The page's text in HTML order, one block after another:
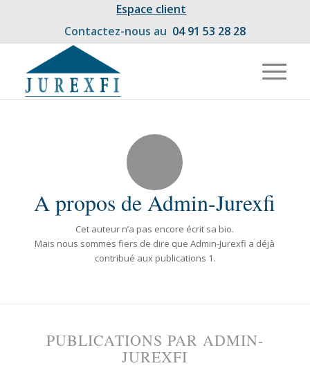
Espace client
Contactez-nous au 04 91 53 28 28
A propos deAdmin-Jurexfi
Cet auteur n’a pas encore écrit sa bio.
Mais nous sommes fiers de dire queAdmin-Jurexfi a déjà
contribué aux publications 1.
PUBLICATIONS PAR ADMIN-
JUREXFI